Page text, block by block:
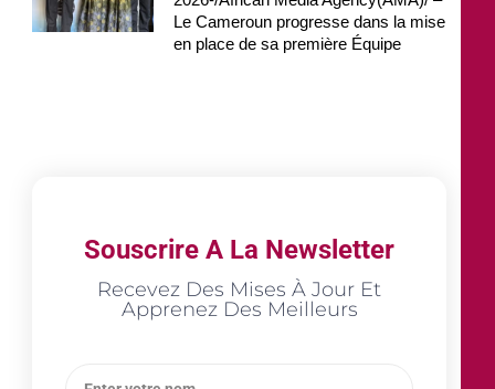
Le Cameroun progresse dans la mise
en place de sa première Équipe
Souscrire A La Newsletter
Recevez Des Mises À Jour Et
Apprenez Des Meilleurs